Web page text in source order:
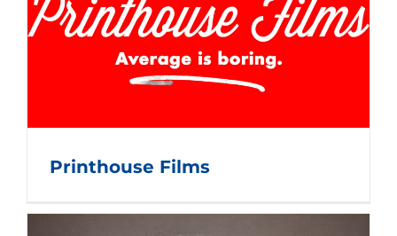
Printhouse Films